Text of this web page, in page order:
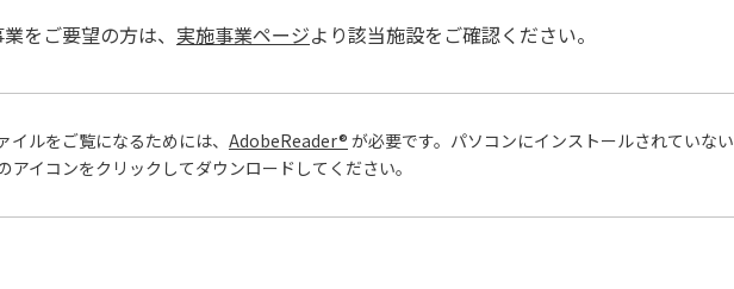
をご要望の方は、 実施事業ページより該当施設をご確認ください。
イルをご覧になるためには、 AdobeReader® が必要です。パソコンにインストールされていない
アイコンをクリックしてダウンロードしてください。